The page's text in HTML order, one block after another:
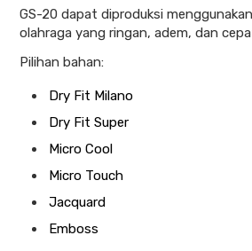
GS-20 dapat diproduksi
olahraga yang ringan, adem, dan
Pilihan bahan:
Dry Fit Milano
Dry Fit Super
Micro Cool
Micro Touch
Jacquard
Emboss